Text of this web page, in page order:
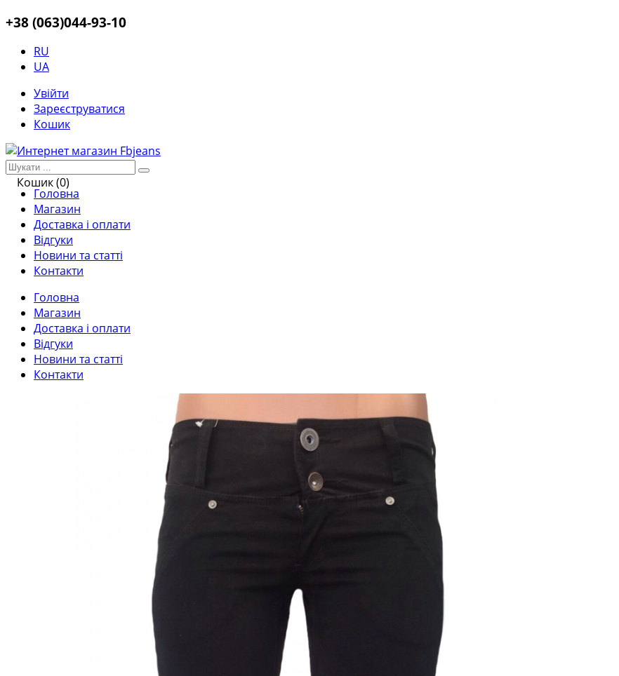
+38 (063)044-93-10
RU
UA
Увійти
Зареєструватися
Кошик
Кошик (0)
Головна
Магазин
Доставка і оплати
Відгуки
Новини та статті
Контакти
Головна
Магазин
Доставка і оплати
Відгуки
Новини та статті
Контакти